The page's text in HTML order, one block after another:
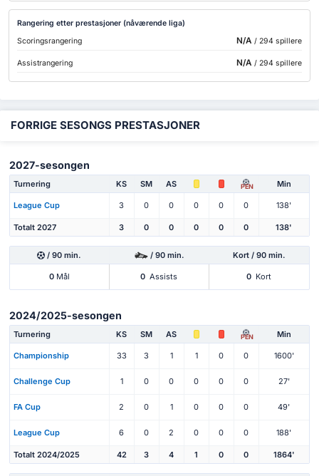
Rangering etter prestasjoner (nåværende liga)
Scoringsrangering
N/A / 294 spillere
Assistrangering N/A / 294 spillere
FORRIGE SESONGS PRESTASJONER
2027-sesongen
Turnering KS SM AS PEN Min
League Cup 3 0 0 0 0 0 138'
Totalt 2027 3 0 0 0 0 0 138'
/ 90 min. / 90 min. Kort / 90 min.
0Mål 0 Assists 0 Kort
2024/2025-sesongen
Turnering KS SM AS PEN Min
Championship 33 3 1 1 0 0 1600'
Challenge Cup 1 0 0 0 0 0 27'
FA Cup 2 0 1 0 0 0 49'
League Cup 6 0 2 0 0 0 188'
Totalt 2024/2025 42 3 4 1 0 0 1864'